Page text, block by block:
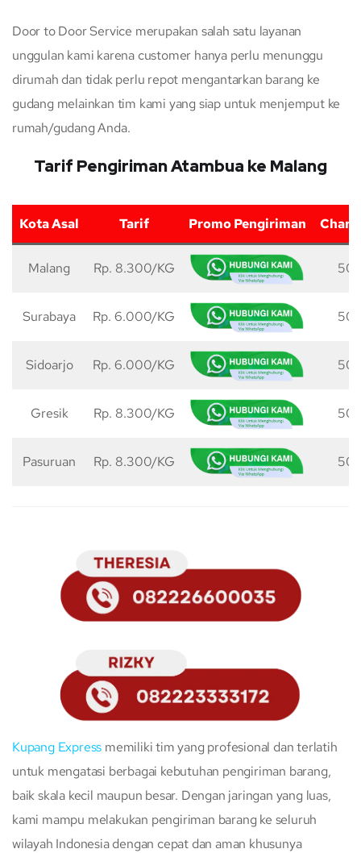
Door to Door Service merupakan salah satu layanan
unggulan kami karena customer hanya perlu menunggu
dirumah dan tidak perlu repot mengantarkan barang ke
gudang melainkan tim kami yang siap untuk menjemput ke
rumah/gudang Anda.
Tarif Pengiriman Atambua ke Malang
Kota Asal Tarif Promo Pengiriman
Malang Rp. 8.300/KG 50
Surabaya Rp. 6.000/KG 50
Sidoarjo Rp. 6.000/KG 50
Gresik Rp. 8.300/KG 50
Pasuruan Rp. 8.300/KG 50
Kupang Express memiliki tim yang profesional dan terlatih
untuk mengatasi berbagai kebutuhan pengiriman barang,
baik skala kecil maupun besar. Dengan jaringan yang luas,
kami mampu melakukan pengiriman barang ke seluruh
wilayah Indonesia dengan cepat dan aman khusunya